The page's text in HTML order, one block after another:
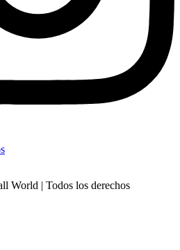
World | Todos los derechos